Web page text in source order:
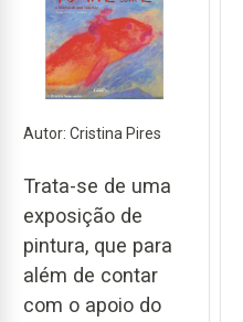
Autor: Cristina Pires
Trata-se de uma
exposição de
pintura, que para
além de contar
com o apoio do